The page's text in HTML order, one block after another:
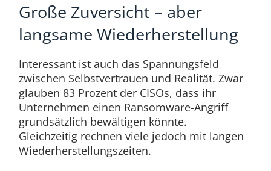
Große Zuversicht – aber
langsame Wiederherstellung
Interessant ist auch das Spannungsfeld
zwischen Selbstvertrauen und Realität. Zwar
glauben 83 Prozent der CISOs, dass ihr
Unternehmen einen Ransomware-Angriff
grundsätzlich bewältigen könnte.
Gleichzeitig rechnen viele jedoch mit langen
Wiederherstellungszeiten.